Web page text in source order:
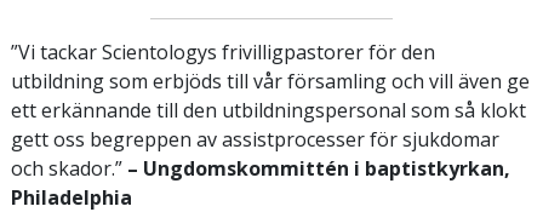
”Vi tackar Scientologys frivilligpastorer för den
utbildning som erbjöds till vår församling och vill även ge
ett erkännande till den utbildningspersonal som så klokt
gett oss begreppen av assistprocesser för sjukdomar
och skador.” – Ungdomskommittén i baptistkyrkan,
Philadelphia